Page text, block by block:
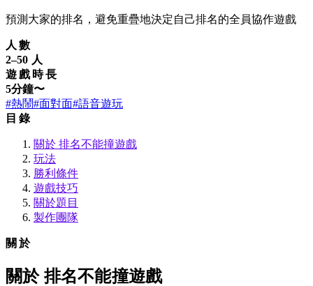
預測大家的排名，避免重疊地決定自己排名的全員協作遊戲
人數
2–50 人
遊戲時長
5分鐘〜
#熱鬧#面對面#語音遊玩
目錄
關於 排名不能撞遊戲
玩法
勝利條件
遊戲技巧
關於題目
製作團隊
關於
關於 排名不能撞遊戲